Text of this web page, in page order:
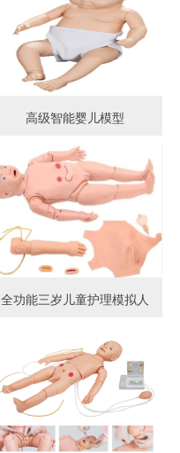
高级智能婴儿模型
全功能三岁儿童护理模拟人